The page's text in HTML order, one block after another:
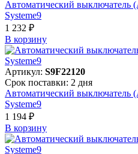
Автоматический выключатель
Systeme9
1 232 ₽
В корзинy
Артикул: S9F22120
Срок поставки: 2 дня
Автоматический выключатель
Systeme9
1 194 ₽
В корзинy